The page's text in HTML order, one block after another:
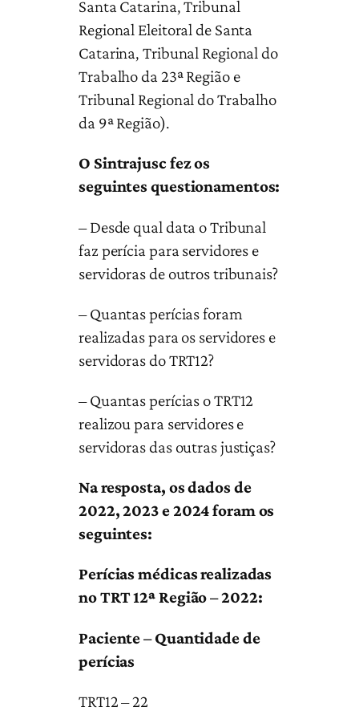
Santa Catarina, Tribunal
Regional Eleitoral de Santa
Catarina, Tribunal Regional do
Trabalho da 23ª Região e
Tribunal Regional do Trabalho
da 9ª Região).
O Sintrajusc fez os
seguintes questionamentos:
– Desde qual data o Tribunal
faz perícia para servidores e
servidoras de outros tribunais?
– Quantas perícias foram
realizadas para os servidores e
servidoras do TRT12?
– Quantas perícias o TRT12
realizou para servidores e
servidoras das outras justiças?
Na resposta, os dados de
2022, 2023 e 2024 foram os
seguintes:
Perícias médicas realizadas
no TRT 12ª Região – 2022:
Paciente – Quantidade de
perícias
TRT12 – 22